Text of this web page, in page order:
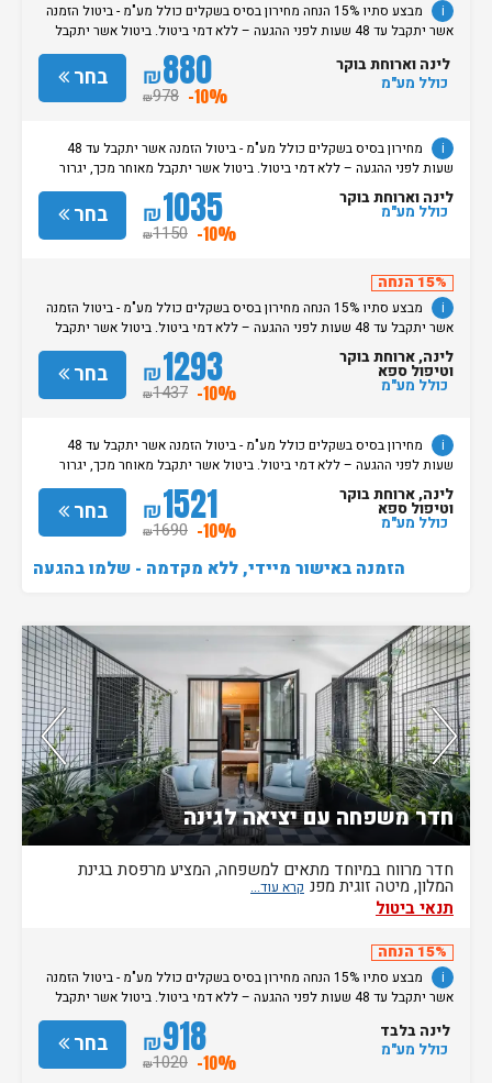
i
מבצע סתיו 15% הנחה מחירון בסיס בשקלים כולל מע"מ - ביטול הזמנה
אשר יתקבל עד 48 שעות לפני ההגעה – ללא דמי ביטול. ביטול אשר יתקבל
מאוחר מכך, יגרור חיוב בסך 50% מעלות ההזמנה. אי הגעה ללא כל הודעה
מוקדמת תגרור חיוב בסך 100% מעלות ההזמנה. מדיניות קבלת/עזיבת חדרים:
שעת קבלת החדרים הינה החל מהשעה 15:00. בימי שבת / חג: קבלת חדרים
החל מצאת השבת/החג. שעת עזיבת חדרים בכל ימות השבוע עד השעה 11:00.
בחר ₪880
₪978 -10%
לינה וארוחת בוקר
כולל מע"מ
i
מחירון בסיס בשקלים כולל מע"מ - ביטול הזמנה אשר יתקבל עד 48
שעות לפני ההגעה – ללא דמי ביטול. ביטול אשר יתקבל מאוחר מכך, יגרור
חיוב בסך 50% מעלות ההזמנה. אי הגעה ללא כל הודעה מוקדמת תגרור חיוב
בסך 100% מעלות ההזמנה. מדיניות קבלת/עזיבת חדרים: שעת קבלת החדרים
הינה החל מהשעה 15:00. בימי שבת / חג: קבלת חדרים החל מצאת
השבת/החג. שעת עזיבת חדרים בכל ימות השבוע עד השעה 11:00. בימי שבת/
בחר ₪1035
₪1150 -10%
לינה וארוחת בוקר
כולל מע"מ
15% הנחה
i
מבצע סתיו 15% הנחה מחירון בסיס בשקלים כולל מע"מ - ביטול הזמנה
אשר יתקבל עד 48 שעות לפני ההגעה – ללא דמי ביטול. ביטול אשר יתקבל
מאוחר מכך, יגרור חיוב בסך 50% מעלות ההזמנה. אי הגעה ללא כל הודעה
מוקדמת תגרור חיוב בסך 100% מעלות ההזמנה. מדיניות קבלת/עזיבת חדרים:
שעת קבלת החדרים הינה החל מהשעה 15:00. בימי שבת / חג: קבלת חדרים
החל מצאת השבת/החג. שעת עזיבת חדרים בכל ימות השבוע עד השעה 11:00.
בחר ₪1293
₪1437 -10%
לינה, ארוחת בוקר
וטיפול ספא
כולל מע"מ
i
מחירון בסיס בשקלים כולל מע"מ - ביטול הזמנה אשר יתקבל עד 48
שעות לפני ההגעה – ללא דמי ביטול. ביטול אשר יתקבל מאוחר מכך, יגרור
חיוב בסך 50% מעלות ההזמנה. אי הגעה ללא כל הודעה מוקדמת תגרור חיוב
בסך 100% מעלות ההזמנה. מדיניות קבלת/עזיבת חדרים: שעת קבלת החדרים
הינה החל מהשעה 15:00. בימי שבת / חג: קבלת חדרים החל מצאת
השבת/החג. שעת עזיבת חדרים בכל ימות השבוע עד השעה 11:00. בימי שבת/
בחר ₪1521
₪1690 -10%
לינה, ארוחת בוקר
וטיפול ספא
כולל מע"מ
הזמנה באישור מיידי, ללא מקדמה - שלמו בהגעה
נותרו 2 חדרים אחרונים בממשק!
חדר משפחה עם יציאה לגינה
חדר מרווח במיוחד מתאים למשפחה, המציע מרפסת בגינת
המלון, מיטה זוגית מפנ
תנאי ביטול
15% הנחה
i
מבצע סתיו 15% הנחה מחירון בסיס בשקלים כולל מע"מ - ביטול הזמנה
אשר יתקבל עד 48 שעות לפני ההגעה – ללא דמי ביטול. ביטול אשר יתקבל
מאוחר מכך, יגרור חיוב בסך 50% מעלות ההזמנה. אי הגעה ללא כל הודעה
מוקדמת תגרור חיוב בסך 100% מעלות ההזמנה. מדיניות קבלת/עזיבת חדרים:
שעת קבלת החדרים הינה החל מהשעה 15:00. בימי שבת / חג: קבלת חדרים
החל מצאת השבת/החג. שעת עזיבת חדרים בכל ימות השבוע עד השעה 11:00.
בחר ₪918
₪1020 -10%
לינה בלבד
כולל מע"מ